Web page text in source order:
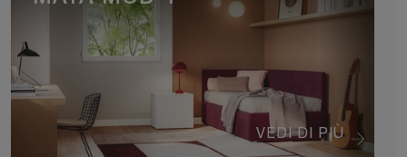
VEDI DI PIÙ